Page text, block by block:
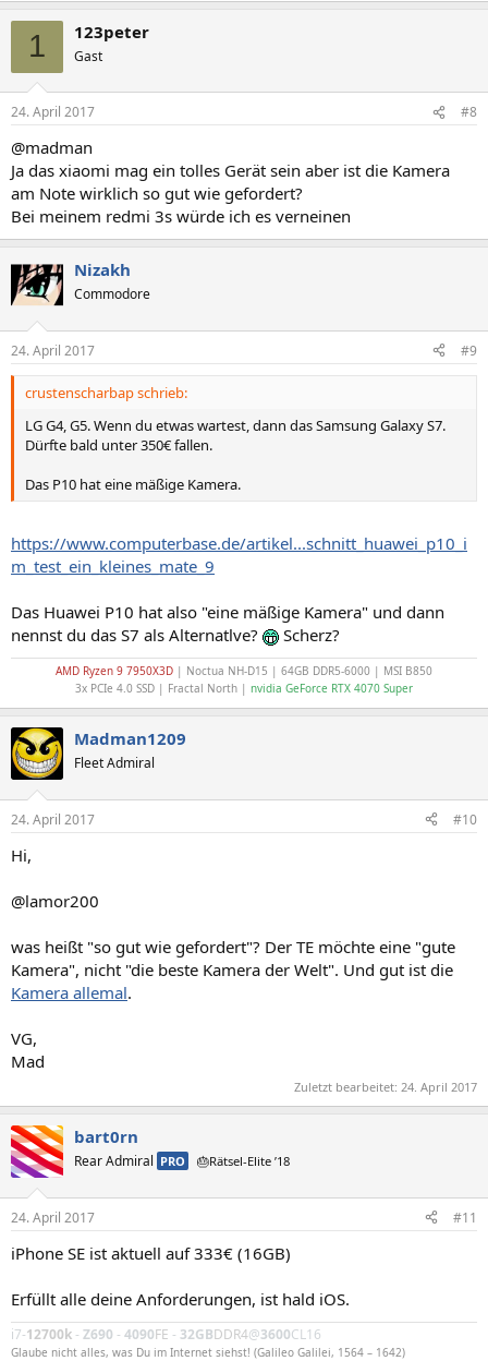
1 123peter
Gast
24. April 2017 #8
@madman
Ja das xiaomi mag ein tolles Gerät sein aber ist die Kamera
am Note wirklich so gut wie gefordert?
Bei meinem redmi 3s würde ich es verneinen
Nizakh
Commodore
24. April 2017 #9
crustenscharbap schrieb:
LG G4, G5. Wenn du etwas wartest, dann das Samsung Galaxy S7.
Dürfte bald unter 350€ fallen.
Das P10 hat eine mäßige Kamera.
https://www.computerbase.de/artikel...schnitt_huawei_p10_i
m_test_ein_kleines_mate_9
Das Huawei P10 hat also "eine mäßige Kamera" und dann
nennst du das S7 als Alternatlve?
Scherz?
AMD Ryzen 9 7950X3D | Noctua NH-D15 | 64GB DDR5-6000 | MSI B850
3x PCIe 4.0 SSD | Fractal North | nvidia GeForce RTX 4070 Super
Madman1209
Fleet Admiral
24. April 2017 #10
Hi,
@lamor200
was heißt "so gut wie gefordert"? Der TE möchte eine "gute
Kamera", nicht "die beste Kamera der Welt". Und gut ist die
Kamera allemal.
VG,
Mad
Zuletzt bearbeitet: 24. April 2017
bart0rn
Rear Admiral PRO 🎂Rätsel-Elite ’18
24. April 2017 #11
iPhone SE ist aktuell auf 333€ (16GB)
Erfüllt alle deine Anforderungen, ist hald iOS.
i7-12700k - Z690 - 4090FE - 32GBDDR4@3600CL16
Glaube nicht alles, was Du im Internet siehst! (Galileo Galilei, 1564 – 1642)